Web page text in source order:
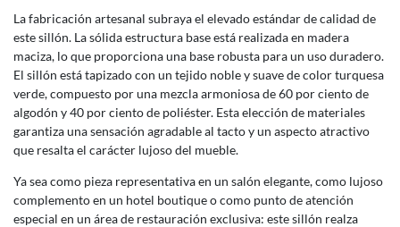
La fabricación artesanal subraya el elevado estándar de calidad de
este sillón. La sólida estructura base está realizada en madera
maciza, lo que proporciona una base robusta para un uso duradero.
El sillón está tapizado con un tejido noble y suave de color turquesa
verde, compuesto por una mezcla armoniosa de 60 por ciento de
algodón y 40 por ciento de poliéster. Esta elección de materiales
garantiza una sensación agradable al tacto y un aspecto atractivo
que resalta el carácter lujoso del mueble.
Ya sea como pieza representativa en un salón elegante, como lujoso
complemento en un hotel boutique o como punto de atención
especial en un área de restauración exclusiva: este sillón realza